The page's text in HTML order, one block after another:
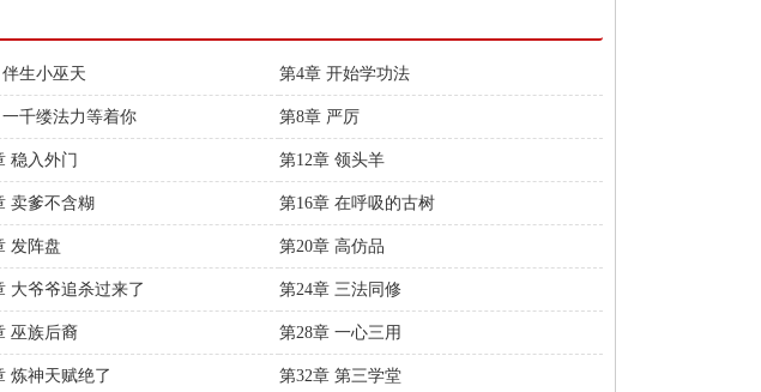
生小巫天 第4章 开始学功法
千缕法力等着你 第8章 严厉
稳入外门 第12章 领头羊
卖爹不含糊 第16章 在呼吸的古树
发阵盘 第20章 高仿品
大爷爷追杀过来了 第24章 三法同修
巫族后裔 第28章 一心三用
炼神天赋绝了 第32章 第三学堂